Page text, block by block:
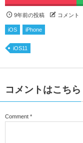
9年前の投稿 コメント
iOS iPhone
iOS11
コメントはこちら
Comment *